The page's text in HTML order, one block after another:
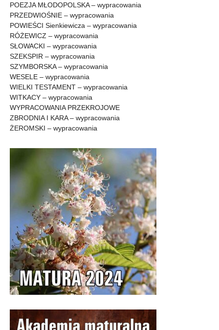
POEZJA MŁODOPOLSKA – wypracowania
PRZEDWIOŚNIE – wypracowania
POWIEŚCI Sienkiewicza – wypracowania
RÓŻEWICZ – wypracowania
SŁOWACKI – wypracowania
SZEKSPIR – wypracowania
SZYMBORSKA – wypracowania
WESELE – wypracowania
WIELKI TESTAMENT – wypracowania
WITKACY – wypracowania
WYPRACOWANIA PRZEKROJOWE
ZBRODNIA I KARA – wypracowania
ŻEROMSKI – wypracowania